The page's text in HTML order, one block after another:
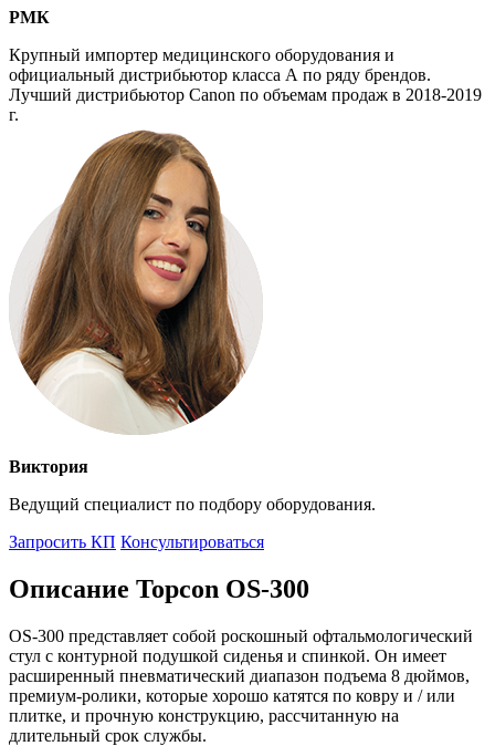
РМК
Крупный импортер медицинского оборудования и
официальный дистрибьютор класса А по ряду брендов.
Лучший дистрибьютор Canon по объемам продаж в 2018-2019
г.
Виктория
Ведущий специалист по подбору оборудования.
Запросить КП Консультироваться
Описание Topcon OS-300
OS-300 представляет собой роскошный офтальмологический
стул с контурной подушкой сиденья и спинкой. Он имеет
расширенный пневматический диапазон подъема 8 дюймов,
премиум-ролики, которые хорошо катятся по ковру и / или
плитке, и прочную конструкцию, рассчитанную на
длительный срок службы.